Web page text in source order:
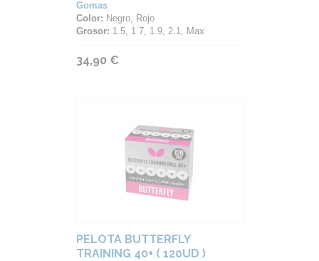
Gomas
Color: Negro, Rojo
Grosor: 1.5, 1.7, 1.9, 2.1, Max
34,90 €
PELOTA BUTTERFLY
TRAINING 40+ ( 120UD )